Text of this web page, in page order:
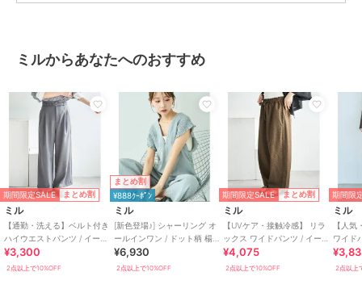
サイズ誤差が生じる場合がございます。
画像の色が実物と異なって見える場合がございます。
※染色・加工条件により色ごとの風合いに多少の差異が生じる場合が
ございます。品質に問題はございませんので予めご了承ください。
《お気に入り登録》でお得な情報がいっぱい
・「商品のお気に入り登録」で再入荷通知や、人気アイテムのラスト
1点通知、セール通知等お得な情報を受け取ることができます。
・「ブランドのお気に入り登録」でSHOPの新作アイテムや再入荷な
ど、お得な情報を受け取ることができます！
ミルからあなたへのおすすめ
期間限定SALE まとめ割
ミル
【通勤・洗える】ベルト付き
ハイウエストパンツ / イージ
ーケア【mil (ミル)】
¥3,300
2点以上で10%OFF
まとめ割
¥888ｸｰﾎﾟﾝ
ミル
[新色登場♪] シャーリング オ
ールインワン / ドット柄 楊柳
ギンガム 【mil(ミル)】
¥6,930
2点以上で10%OFF
期間限定SALE まとめ割
ミル
【UVケア・接触冷感】 リラ
ックス ワイドパンツ / イージ
ーケア 【mil (ミル)】
¥4,075
2点以上で10%OFF
期間限
ミル
【人
ワイドパンツ /
対応 【
2点以上